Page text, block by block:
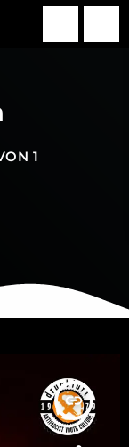
1
insert_link